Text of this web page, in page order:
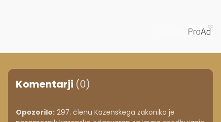
Komentarji (0)
Opozorilo: 297. členu Kazenskega zakonika je